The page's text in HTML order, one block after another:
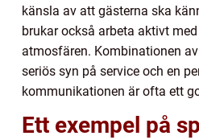
känsla av att gästerna ska
brukar också arbeta aktivt
atmosfären. Kombinationen
seriös syn på service och en
kommunikationen är ofta ett
Ett exempel på